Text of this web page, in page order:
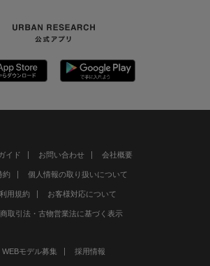
イド お問い合わせ 会社概要
約 個人情報の取り扱いについて
用規約 お客様対応について
取引法・古物営業法に基づく表示
WEBモデル募集 採用情報